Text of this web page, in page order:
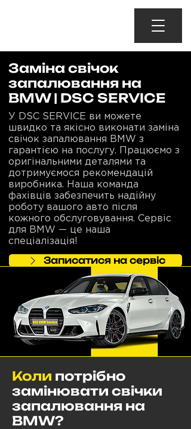
Заміна свічок
запалювання на
BMW | DSC SERVICE
У DSC SERVICE ви можете
швидко та якісно виконати заміна
свічок запалювання BMW з
гарантією на послугу. Працюємо з
оригінальними деталями та
дотримуємося рекомендацій
виробника. Наша команда
фахівців забезпечить надійну
роботу вашого авто після
кожного обслуговування. Сервіс
для BMW — це наша
спеціалізація!
Записатися на сервіс
Коли потрібно
замінювати свічки
запалювання на
BMW?